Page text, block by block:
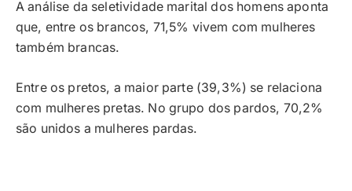
A análise da seletividade marital dos homens aponta
que, entre os brancos, 71,5% vivem com mulheres
também brancas.
Entre os pretos, a maior parte (39,3%) se relaciona
com mulheres pretas. No grupo dos pardos, 70,2%
são unidos a mulheres pardas.